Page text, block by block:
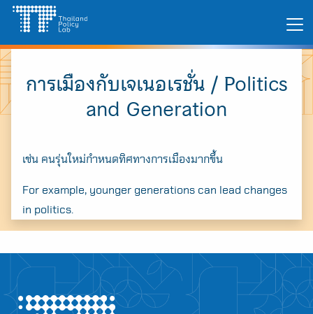
Skip
content
Search
for:
การเมืองกับเจเนอเรชั่น / Politics
and Generation
เช่น คนรุ่นใหม่กำหนดทิศทางการเมืองมากขึ้น
For example, younger generations can lead changes
in politics.